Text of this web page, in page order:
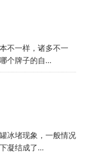
不一样，诸多不一
个牌子的自...
冰堵现象，一般情况
凝结成了...